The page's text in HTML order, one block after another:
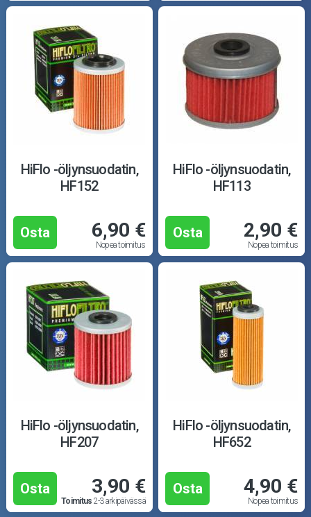
HiFlo -öljynsuodatin,
HF152
Osta 6,90 €
Nopea toimitus
HiFlo -öljynsuodatin,
HF113
Osta 2,90 €
Nopea toimitus
HiFlo -öljynsuodatin,
HF207
Osta 3,90 €
Toimitus 2-3 arkipäivässä
HiFlo -öljynsuodatin,
HF652
Osta 4,90 €
Nopea toimitus